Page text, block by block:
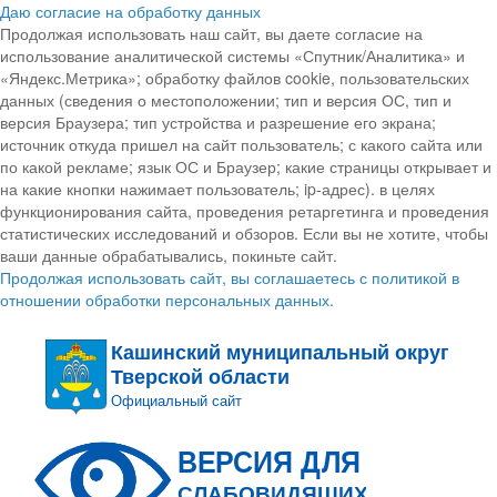
Даю согласие на обработку данных
Продолжая использовать наш сайт, вы даете согласие на
использование аналитической системы «Спутник/Аналитика» и
«Яндекс.Метрика»; обработку файлов cookie, пользовательских
данных (сведения о местоположении; тип и версия ОС, тип и
версия Браузера; тип устройства и разрешение его экрана;
источник откуда пришел на сайт пользователь; с какого сайта или
по какой рекламе; язык ОС и Браузер; какие страницы открывает и
на какие кнопки нажимает пользователь; ip-адрес). в целях
функционирования сайта, проведения ретаргетинга и проведения
статистических исследований и обзоров. Если вы не хотите, чтобы
ваши данные обрабатывались, покиньте сайт.
Продолжая использовать сайт, вы соглашаетесь с политикой в
отношении обработки персональных данных.